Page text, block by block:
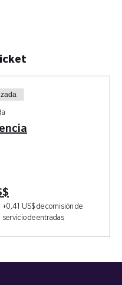
+0,41 US$ de comisión de
servicio de entradas